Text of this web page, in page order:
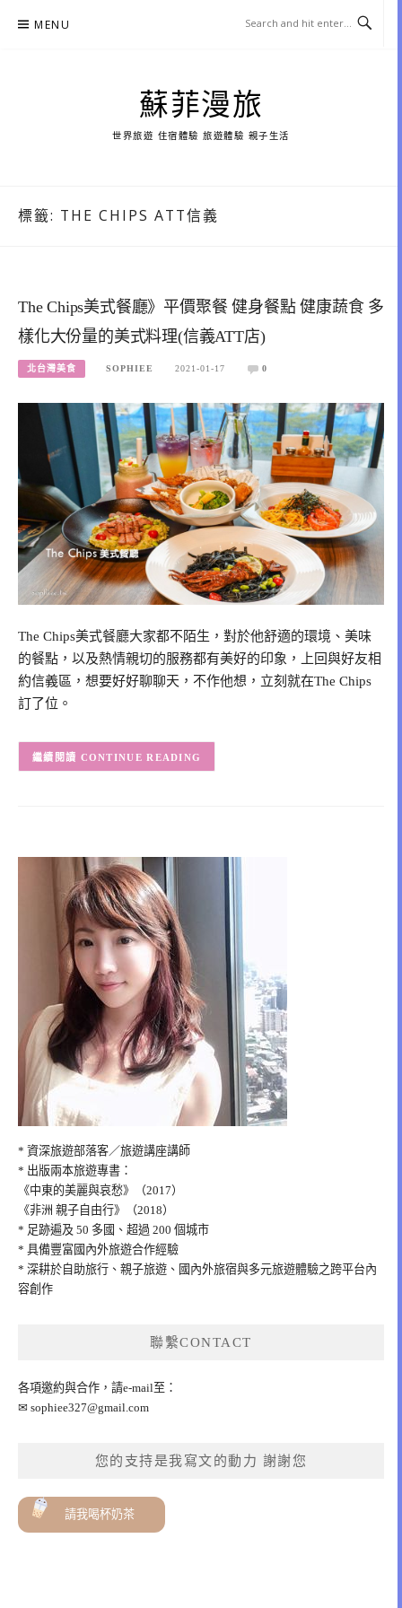
MENU
蘇菲漫旅
世界旅遊 住宿體驗 旅遊體驗 親子生活
標籤: THE CHIPS ATT信義
The Chips美式餐廳》平價聚餐 健身餐點 健康蔬食 多
樣化大份量的美式料理(信義ATT店)
北台灣美食 SOPHIEE 2021-01-17 0
The Chips美式餐廳大家都不陌生，對於他舒適的環境、美味
的餐點，以及熱情親切的服務都有美好的印象，上回與好友相
約信義區，想要好好聊聊天，不作他想，立刻就在The Chips
訂了位。
CONTINUE READING
* 資深旅遊部落客／旅遊講座講師
* 出版兩本旅遊專書：
《中東的美麗與哀愁》（2017）
《非洲 親子自由行》（2018）
* 足跡遍及 50 多國、超過 200 個城市
* 具備豐富國內外旅遊合作經驗
* 深耕於自助旅行、親子旅遊、國內外旅宿與多元旅遊體驗之跨平台內
容創作
聯繫CONTACT
各項邀約與合作，請e-mail至：
✉ sophiee327@gmail.com
您的支持是我寫文的動力 謝謝您
請我喝杯奶茶